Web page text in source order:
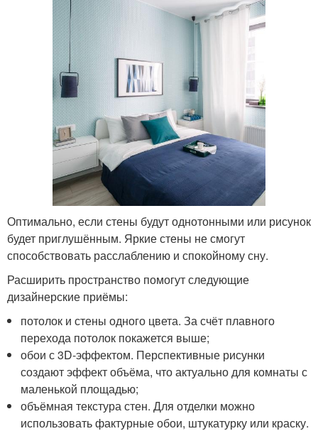
Оптимально, если стены будут однотонными или рисунок
будет приглушённым. Яркие стены не смогут
способствовать расслаблению и спокойному сну.
Расширить пространство помогут следующие
дизайнерские приёмы:
потолок и стены одного цвета. За счёт плавного
перехода потолок покажется выше;
обои с 3D-эффектом. Перспективные рисунки
создают эффект объёма, что актуально для комнаты с
маленькой площадью;
объёмная текстура стен. Для отделки можно
использовать фактурные обои, штукатурку или краску.